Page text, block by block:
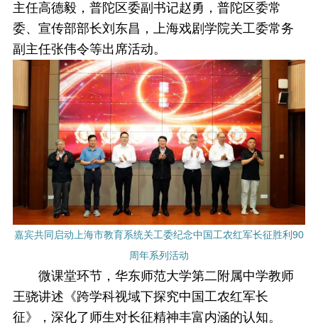
主任高德毅，普陀区委副书记赵勇，普陀区委常
委、宣传部部长刘东昌，上海戏剧学院关工委常务
副主任张伟令等出席活动。
嘉宾共同启动上海市教育系统关工委纪念中国工农红军长征胜利90
周年系列活动
微课堂环节，华东师范大学第二附属中学教师
王骁讲述《跨学科视域下探究中国工农红军长
征》，深化了师生对长征精神丰富内涵的认知。